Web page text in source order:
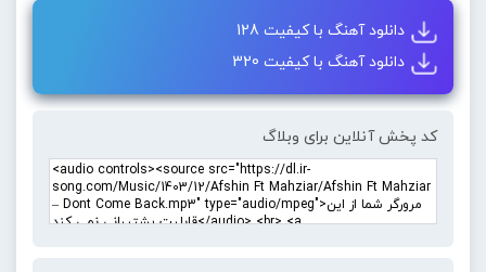
دانلود آهنگ با کیفیت 128
دانلود آهنگ با کیفیت 320
کد پخش آنلاین برای وبلاگ